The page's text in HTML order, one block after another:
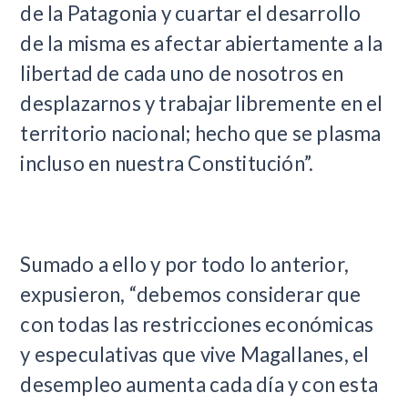
de la Patagonia y cuartar el desarrollo
de la misma es afectar abiertamente a la
libertad de cada uno de nosotros en
desplazarnos y trabajar libremente en el
territorio nacional; hecho que se plasma
incluso en nuestra Constitución”.
Sumado a ello y por todo lo anterior,
expusieron, “debemos considerar que
con todas las restricciones económicas
y especulativas que vive Magallanes, el
desempleo aumenta cada día y con esta